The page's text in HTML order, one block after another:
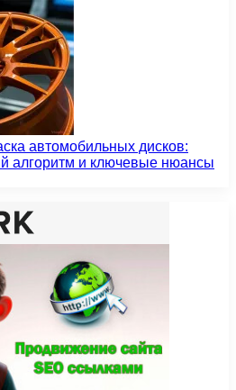
автомобильных дисков:
алгоритм и ключевые нюансы